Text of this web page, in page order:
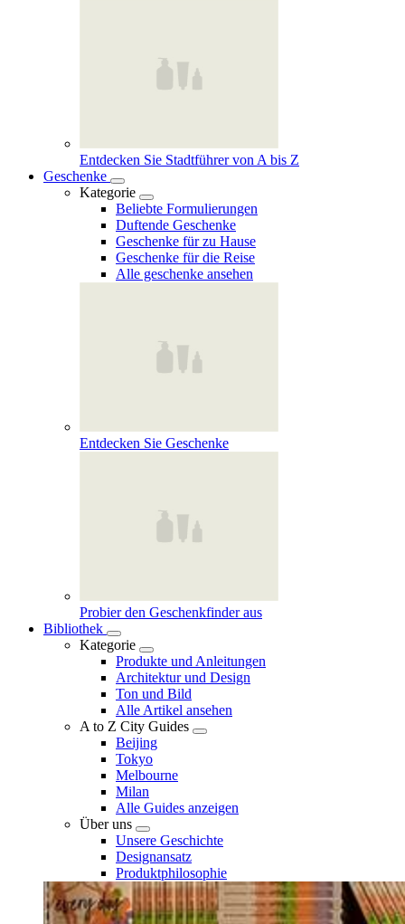
Entdecken Sie Stadtführer von A bis Z
Geschenke
Kategorie
Beliebte Formulierungen
Duftende Geschenke
Geschenke für zu Hause
Geschenke für die Reise
Alle geschenke ansehen
Entdecken Sie Geschenke
Probier den Geschenkfinder aus
Bibliothek
Kategorie
Produkte und Anleitungen
Architektur und Design
Ton und Bild
Alle Artikel ansehen
A to Z City Guides
Beijing
Tokyo
Melbourne
Milan
Alle Guides anzeigen
Über uns
Unsere Geschichte
Designansatz
Produktphilosophie